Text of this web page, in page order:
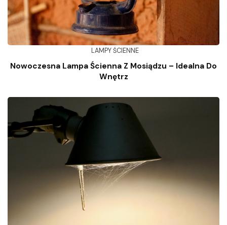
LAMPY ŚCIENNE
Nowoczesna Lampa Ścienna Z Mosiądzu – Idealna Do
Wnętrz